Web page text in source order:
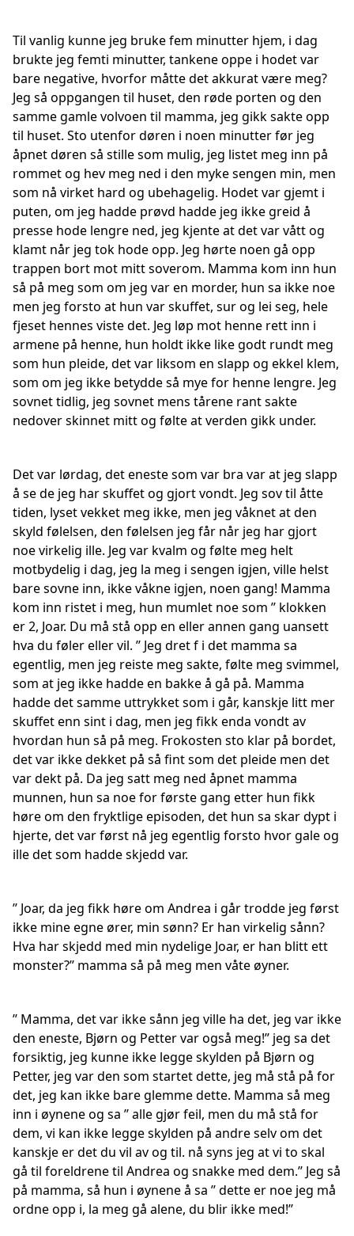
Til vanlig kunne jeg bruke fem minutter hjem, i dag
brukte jeg femti minutter, tankene oppe i hodet var
bare negative, hvorfor måtte det akkurat være meg?
Jeg så oppgangen til huset, den røde porten og den
samme gamle volvoen til mamma, jeg gikk sakte opp
til huset. Sto utenfor døren i noen minutter før jeg
åpnet døren så stille som mulig, jeg listet meg inn på
rommet og hev meg ned i den myke sengen min, men
som nå virket hard og ubehagelig. Hodet var gjemt i
puten, om jeg hadde prøvd hadde jeg ikke greid å
presse hode lengre ned, jeg kjente at det var vått og
klamt når jeg tok hode opp. Jeg hørte noen gå opp
trappen bort mot mitt soverom. Mamma kom inn hun
så på meg som om jeg var en morder, hun sa ikke noe
men jeg forsto at hun var skuffet, sur og lei seg, hele
fjeset hennes viste det. Jeg løp mot henne rett inn i
armene på henne, hun holdt ikke like godt rundt meg
som hun pleide, det var liksom en slapp og ekkel klem,
som om jeg ikke betydde så mye for henne lengre. Jeg
sovnet tidlig, jeg sovnet mens tårene rant sakte
nedover skinnet mitt og følte at verden gikk under.
Det var lørdag, det eneste som var bra var at jeg slapp
å se de jeg har skuffet og gjort vondt. Jeg sov til åtte
tiden, lyset vekket meg ikke, men jeg våknet at den
skyld følelsen, den følelsen jeg får når jeg har gjort
noe virkelig ille. Jeg var kvalm og følte meg helt
motbydelig i dag, jeg la meg i sengen igjen, ville helst
bare sovne inn, ikke våkne igjen, noen gang! Mamma
kom inn ristet i meg, hun mumlet noe som ’’ klokken
er 2, Joar. Du må stå opp en eller annen gang uansett
hva du føler eller vil. ’’ Jeg dret f i det mamma sa
egentlig, men jeg reiste meg sakte, følte meg svimmel,
som at jeg ikke hadde en bakke å gå på. Mamma
hadde det samme uttrykket som i går, kanskje litt mer
skuffet enn sint i dag, men jeg fikk enda vondt av
hvordan hun så på meg. Frokosten sto klar på bordet,
det var ikke dekket på så fint som det pleide men det
var dekt på. Da jeg satt meg ned åpnet mamma
munnen, hun sa noe for første gang etter hun fikk
høre om den fryktlige episoden, det hun sa skar dypt i
hjerte, det var først nå jeg egentlig forsto hvor gale og
ille det som hadde skjedd var.
’’ Joar, da jeg fikk høre om Andrea i går trodde jeg først
ikke mine egne ører, min sønn? Er han virkelig sånn?
Hva har skjedd med min nydelige Joar, er han blitt ett
monster?’’ mamma så på meg men våte øyner.
’’ Mamma, det var ikke sånn jeg ville ha det, jeg var ikke
den eneste, Bjørn og Petter var også meg!’’ jeg sa det
forsiktig, jeg kunne ikke legge skylden på Bjørn og
Petter, jeg var den som startet dette, jeg må stå på for
det, jeg kan ikke bare glemme dette. Mamma så meg
inn i øynene og sa ’’ alle gjør feil, men du må stå for
dem, vi kan ikke legge skylden på andre selv om det
kanskje er det du vil av og til. nå syns jeg at vi to skal
gå til foreldrene til Andrea og snakke med dem.’’ Jeg så
på mamma, så hun i øynene å sa ’’ dette er noe jeg må
ordne opp i, la meg gå alene, du blir ikke med!’’